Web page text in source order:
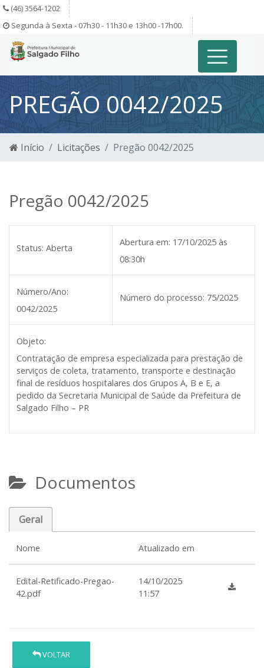
(46) 3564-1202
Segunda à Sexta - 07h30 - 11h30 e 13h00 -17h00.
PREGÃO 0042/2025
Início Licitações Pregão 0042/2025
Pregão 0042/2025
Status: Aberta
Abertura em: 17/10/2025 às
08:30h
Número/Ano:
0042/2025
Número do processo: 75/2025
Objeto:
Contratação de empresa especializada para prestação de
serviços de coleta, tratamento, transporte e destinação
final de resíduos hospitalares dos Grupos A, B e E, a
pedido da Secretaria Municipal de Saúde da Prefeitura de
Salgado Filho – PR
Documentos
Geral
Nome Atualizado em
Edital-Retificado-Pregao-
42.pdf
14/10/2025
11:57
VOLTAR